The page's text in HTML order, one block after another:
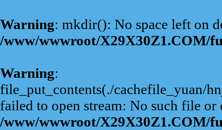
Warning: mkdir(): No space left on
/www/wwwroot/X29X30Z1.COM/
Warning:
file_put_contents(./cachefile_yuan/
failed to open stream: No such file
/www/wwwroot/X29X30Z1.COM/